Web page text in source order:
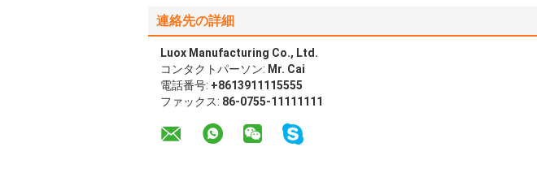
連絡先の詳細
Luox Manufacturing Co., Ltd.
コンタクトパーソン: Mr. Cai
電話番号: +8613911115555
ファックス: 86-0755-11111111